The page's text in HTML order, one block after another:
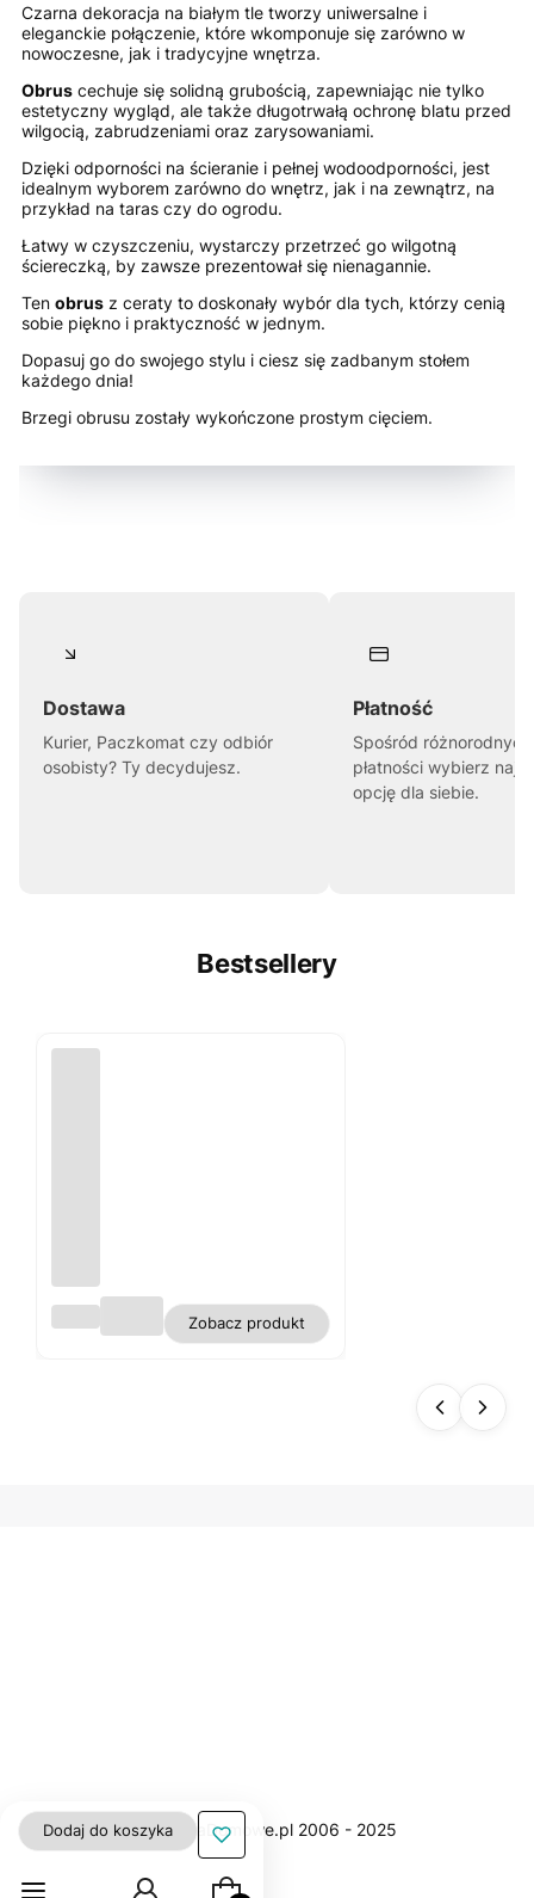
Czarna dekoracja na białym tle tworzy uniwersalne i
eleganckie połączenie, które wkomponuje się zarówno w
nowoczesne, jak i tradycyjne wnętrza.
Obrus cechuje się solidną grubością, zapewniając nie tylko
estetyczny wygląd, ale także długotrwałą ochronę blatu przed
wilgocią, zabrudzeniami oraz zarysowaniami.
Dzięki odporności na ścieranie i pełnej wodoodporności, jest
idealnym wyborem zarówno do wnętrz, jak i na zewnątrz, na
przykład na taras czy do ogrodu.
Łatwy w czyszczeniu, wystarczy przetrzeć go wilgotną
ściereczką, by zawsze prezentował się nienagannie.
Ten obrus z ceraty to doskonały wybór dla tych, którzy cenią
sobie piękno i praktyczność w jednym.
Dopasuj go do swojego stylu i ciesz się zadbanym stołem
każdego dnia!
Brzegi obrusu zostały wykończone prostym cięciem.
Dostawa
Kurier, Paczkomat czy odbiór
osobisty? Ty decydujesz.
Płatność
Spośród
płatności wybierz
opcję dla siebie.
Bestsellery
s
Zobacz produkt
Dodaj do koszyka
Produkty w koszyku: 0. Zobacz